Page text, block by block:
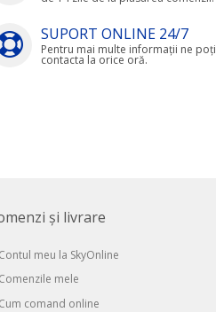
SUPORT ONLINE 24/7
Pentru mai multe informații ne poți
contacta la orice oră.
și livrare
Contul meu la SkyOnline
Comenzile mele
Cum comand online